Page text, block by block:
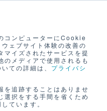
コンピューターにCookie
ェブサイト体験の改善の
マイズされたサービスを提
のメディアで使用されるも
ての詳細は、 プライバシ
を追跡することはありませ
選択をする手間を省くため
ています。
ログイン
無料アカウント登録